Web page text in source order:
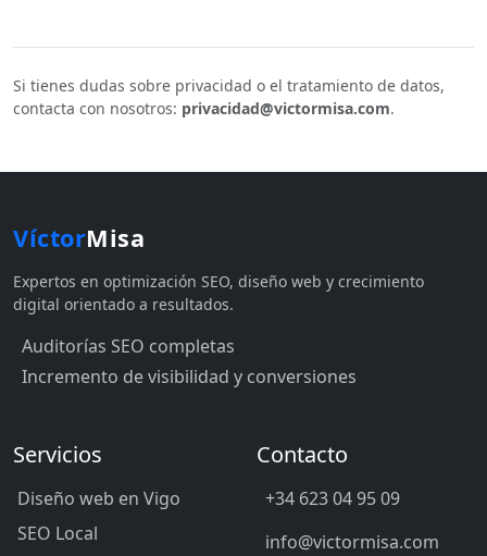
Si tienes dudas sobre privacidad o el tratamiento de datos,
contacta con nosotros: privacidad@victormisa.com.
VíctorMisa
Expertos en optimización SEO, diseño web y crecimiento
digital orientado a resultados.
Auditorías SEO completas
Incremento de visibilidad y conversiones
Servicios
Diseño web en Vigo
SEO Local
Contacto
+34 623 04 95 09
info@victormisa.com